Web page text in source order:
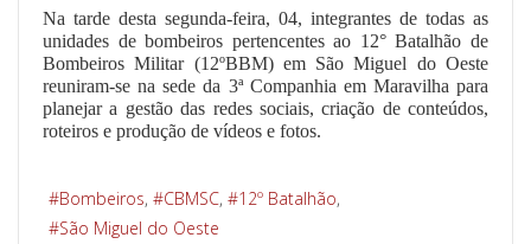
Na tarde desta segunda-feira, 04, integrantes de todas as
unidades de bombeiros pertencentes ao 12° Batalhão de
Bombeiros Militar (12ºBBM) em São Miguel do Oeste
reuniram-se na sede da 3ª Companhia em Maravilha para
planejar a gestão das redes sociais, criação de conteúdos,
roteiros e produção de vídeos e fotos.
Bombeiros CBMSC
12º Batalhão
São Miguel do Oeste